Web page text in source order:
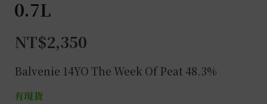
0.7L
NT$2,350
Balvenie 14YO The Week Of Peat 48.3%
有現貨